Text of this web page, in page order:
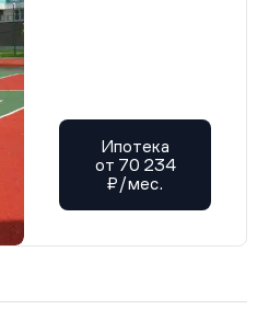
Ипотека
от 70 234
₽/мес.